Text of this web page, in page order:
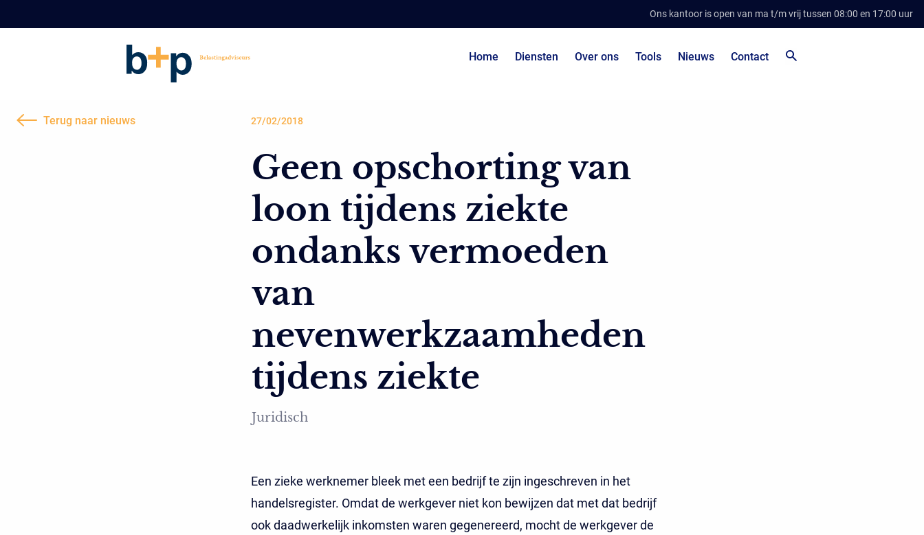
Ons kantoor is open van ma t/m vrij tussen 08:00 en 17:00 uur
Home Diensten Over ons Tools Nieuws Contact
Terug naar nieuws 27/02/2018
Geen opschorting van
loon tijdens ziekte
ondanks vermoeden
van
nevenwerkzaamheden
tijdens ziekte
Juridisch
Een zieke werknemer bleek met een bedrijf te zijn ingeschreven in het
handelsregister. Omdat de werkgever niet kon bewijzen dat met dat bedrijf
ook daadwerkelijk inkomsten waren gegenereerd, mocht de werkgever de